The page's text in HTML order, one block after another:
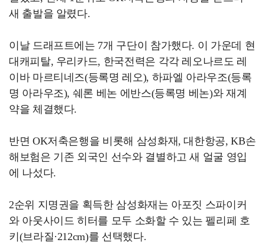
새 출발을 알렸다.
이날 드래프트에는 7개 구단이 참가했다. 이 가운데 현
대캐피탈, 우리카드, 한국전력은 각각 레오나르도 레
이바 마르티네즈(등록명 레오), 하파엘 아라우조(등록
명 아라우조), 쉐론 베논 에반스(등록명 베논)와 재계
약을 체결했다.
반면 OK저축은행을 비롯해 삼성화재, 대한항공, KB손
해보험은 기존 외국인 선수와 결별하고 새 얼굴 영입
에 나섰다.
2순위 지명권을 획득한 삼성화재는 아포짓 스파이커
와 아웃사이드 히터를 모두 소화할 수 있는 펠리페 호
키(브라질·212cm)를 선택했다.